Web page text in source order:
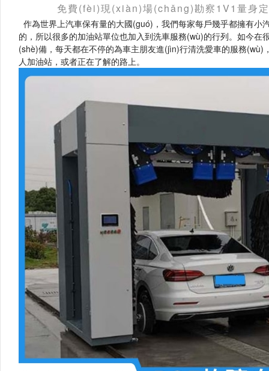
免費(fèi)現(xiàn)場(chǎng)勘察1V1量身定
作為世界上汽車保有量的大國(guó)，我們每家每戶幾乎都擁有小
的，所以很多的加油站單位也加入到洗車服務(wù)的行列。如
(shè)備，每天都在不停的為車主朋友進(jìn)行清洗愛車的服務(wù)
人加油站，或者正在了解的路上。